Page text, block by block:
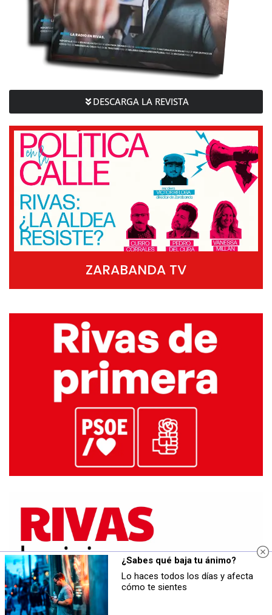
DESCARGA LA REVISTA
ZARABANDA TV
¿Sabes qué baja tu ánimo?
Lo haces todos los días y afecta
cómo te sientes